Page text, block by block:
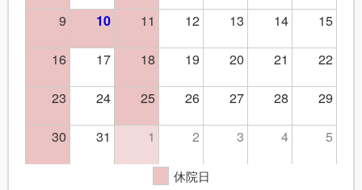
9
10 11 12 13 14
15
16
17 18 19 20 21
22
23
24 25 26 27 28
29
30
31 1 2 3 4 5
休院日